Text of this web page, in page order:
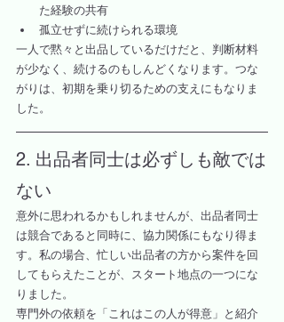
た経験の共有
孤立せずに続けられる環境
一人で黙々と出品しているだけだと、判断材料
が少なく、続けるのもしんどくなります。つな
がりは、初期を乗り切るための支えにもなりま
した。
2. 出品者同士は必ずしも敵では
ない
意外に思われるかもしれませんが、出品者同士
は競合であると同時に、協力関係にもなり得ま
す。私の場合、忙しい出品者の方から案件を回
してもらえたことが、スタート地点の一つにな
りました。
専門外の依頼を「これはこの人が得意」と紹介